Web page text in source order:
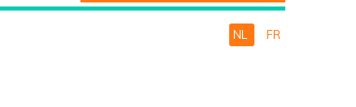
Geavanceerd
NL FR